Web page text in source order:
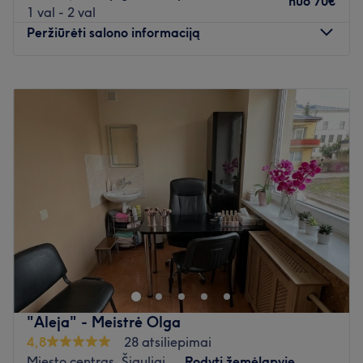
Atidaryti salono profilį
1 val - 2 val
Peržiūrėti salono informaciją
09:00 –17:00
09:00 – 17:00
– 17:00
Penktadienis
09:00– 17:00
Uždaryta
Sekmadienis
Uždaryta
Skirkite šiek tiek laiko sau ir pasirūpinkite savo grožiu
,,Grožio studiją Vigitą,,, kuri yra įsikūrusi Šiauliuose
lyrosg 5a
Artimiausias viešasis transportas:
Saloną yra lengva pasiekti autobusais: 2, 9, 12, 17, 19,
24, 29 (lyros st.
"Aleja" - Meistrė Olga
4,8
28 atsiliepimai